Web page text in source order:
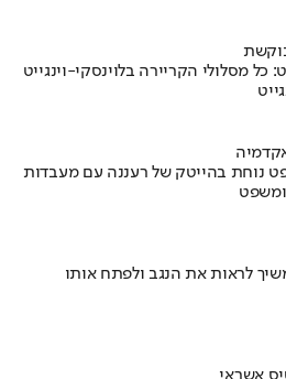
מסלולי הקריירה בלוינסקי-וינגייט
לראות את הנגב ולפתח אותו